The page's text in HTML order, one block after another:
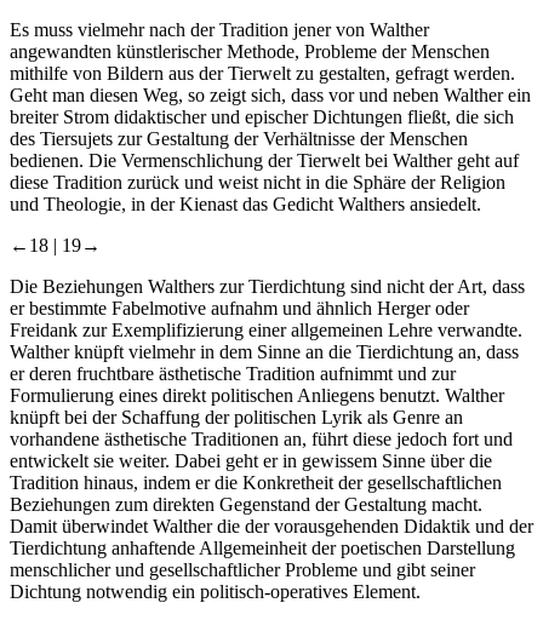
Es muss vielmehr nach der Tradition jener von Walther
angewandten künstlerischer Methode, Probleme der Menschen
mithilfe von Bildern aus der Tierwelt zu gestalten, gefragt werden.
Geht man diesen Weg, so zeigt sich, dass vor und neben Walther ein
breiter Strom didaktischer und epischer Dichtungen fließt, die sich
des Tiersujets zur Gestaltung der Verhältnisse der Menschen
bedienen. Die Vermenschlichung der Tierwelt bei Walther geht auf
diese Tradition zurück und weist nicht in die Sphäre der Religion
und Theologie, in der Kienast das Gedicht Walthers ansiedelt.
←18 | 19→
Die Beziehungen Walthers zur Tierdichtung sind nicht der Art, dass
er bestimmte Fabelmotive aufnahm und ähnlich Herger oder
Freidank zur Exemplifizierung einer allgemeinen Lehre verwandte.
Walther knüpft vielmehr in dem Sinne an die Tierdichtung an, dass
er deren fruchtbare ästhetische Tradition aufnimmt und zur
Formulierung eines direkt politischen Anliegens benutzt. Walther
knüpft bei der Schaffung der politischen Lyrik als Genre an
vorhandene ästhetische Traditionen an, führt diese jedoch fort und
entwickelt sie weiter. Dabei geht er in gewissem Sinne über die
Tradition hinaus, indem er die Konkretheit der gesellschaftlichen
Beziehungen zum direkten Gegenstand der Gestaltung macht.
Damit überwindet Walther die der vorausgehenden Didaktik und der
Tierdichtung anhaftende Allgemeinheit der poetischen Darstellung
menschlicher und gesellschaftlicher Probleme und gibt seiner
Dichtung notwendig ein politisch-operatives Element.